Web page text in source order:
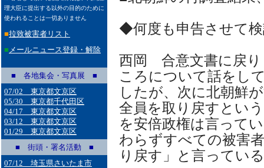
理大臣に提出する以外の目的のために
使われることは一切ありません
■拉致被害者リスト
■ メールニュース登録・解除
■ 各地集会・写真展 ■
07/02 東京都文京区
05/30 東京都千代田区
04/17 東京都文京区
03/12 東京都文京区
01/29 東京都文京区
■ 街頭・署名活動 ■
07/12 埼玉県さいたま市
◆何度も申告させて
西岡 合意文書に戻り
ころについて話をし
したが、次に北朝鮮
全員を取り戻すとい
を安倍政権は言って
わらずすべての被害
り戻す」と言ってい